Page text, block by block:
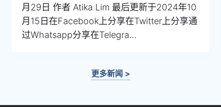
月29日 作者 Atika Lim 最后更新于2024年10
月15日在Facebook上分享在Twitter上分享通
过Whatsapp分享在Telegra...
更多新闻 >